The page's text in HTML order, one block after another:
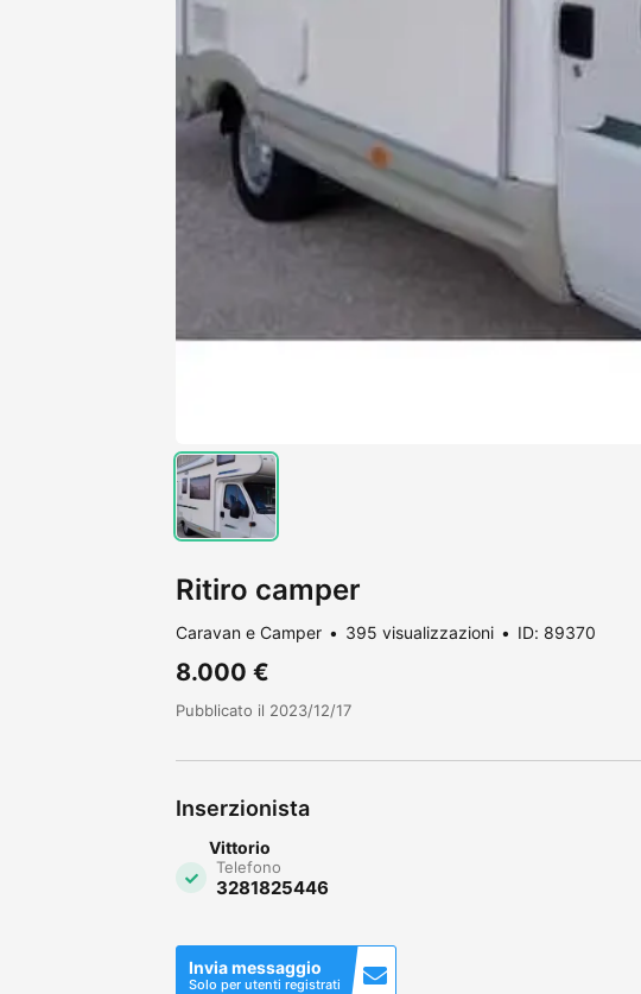
Ritiro camper
Caravan e Camper 395 visualizzazioni ID: 89370
8.000 €
Pubblicato il 2023/12/17
Inserzionista
Vittorio
Telefono
3281825446
Invia messaggio
Solo per utenti registrati